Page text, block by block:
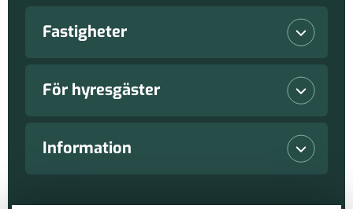
Fastigheter
Lediga lokaler
För hyresgäster
Vanliga frågor
Information